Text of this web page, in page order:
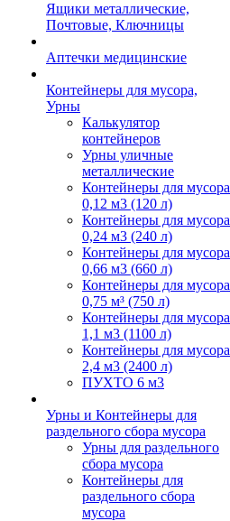
Ящики металлические,
Почтовые, Ключницы
Аптечки медицинские
Контейнеры для мусора,
Урны
Калькулятор
контейнеров
Урны уличные
металлические
Контейнеры для мусора
0,12 м3 (120 л)
Контейнеры для мусора
0,24 м3 (240 л)
Контейнеры для мусора
0,66 м3 (660 л)
Контейнеры для мусора
0,75 м³ (750 л)
Контейнеры для мусора
1,1 м3 (1100 л)
Контейнеры для мусора
2,4 м3 (2400 л)
ПУХТО 6 м3
Урны и Контейнеры для
раздельного сбора мусора
Урны для раздельного
сбора мусора
Контейнеры для
раздельного сбора
мусора